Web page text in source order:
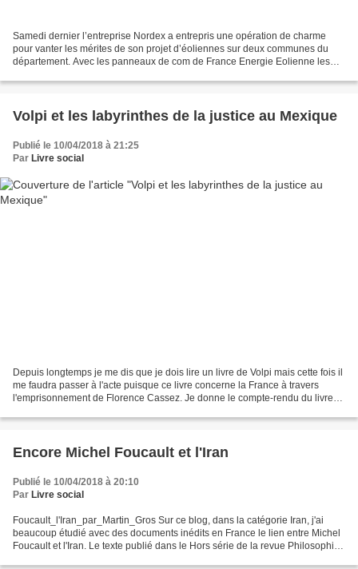
Samedi dernier l’entreprise Nordex a entrepris une opération de charme
pour vanter les mérites de son projet d’éoliennes sur deux communes du
département. Avec les panneaux de com de France Energie Eolienne les
Volpi et les labyrinthes de la justice au Mexique
Publié le 10/04/2018 à 21:25
Par Livre social
Depuis longtemps je me dis que je dois lire un livre de Volpi mais cette fois il
me faudra passer à l'acte puisque ce livre concerne la France à travers
l'emprisonnement de Florence Cassez. Je donne le compte-rendu du livre
Encore Michel Foucault et l'Iran
Publié le 10/04/2018 à 20:10
Par Livre social
Foucault_l'Iran_par_Martin_Gros Sur ce blog, dans la catégorie Iran, j'ai
beaucoup étudié avec des documents inédits en France le lien entre Michel
Foucault et l'Iran. Le texte publié dans le Hors série de la revue Philosophie